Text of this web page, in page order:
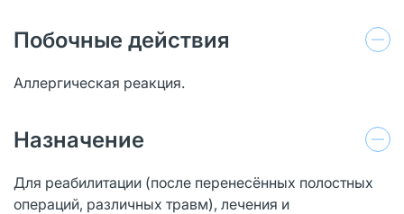
Побочные действия
Аллергическая реакция.
Назначение
Для реабилитации (после перенесённых полостных
операций, различных травм), лечения и